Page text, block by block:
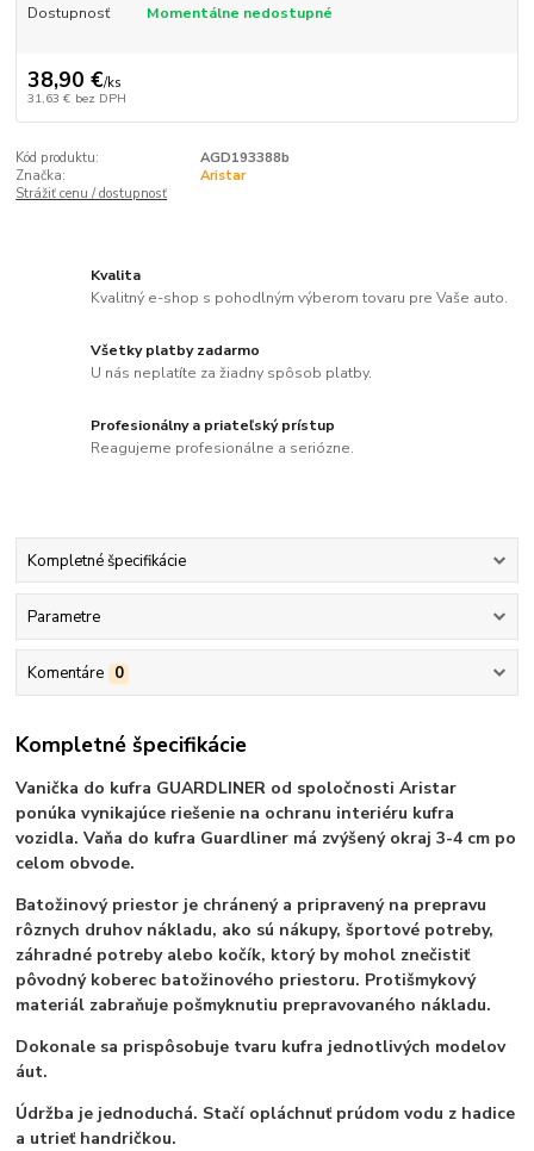
Dostupnosť Momentálne nedostupné
38,90 €/ks
31,63 € bez DPH
Kód produktu:
AGD193388b
Značka:
Aristar
Strážiť cenu / dostupnosť
Kvalita
Kvalitný e-shop s pohodlným výberom tovaru pre Vaše auto.
Všetky platby zadarmo
U nás neplatíte za žiadny spôsob platby.
Profesionálny a priateľský prístup
Reagujeme profesionálne a seriózne.
Kompletné špecifikácie
Parametre
Komentáre 0
Kompletné špecifikácie
Vanička do kufra GUARDLINER od spoločnosti Aristar
ponúka vynikajúce riešenie na ochranu interiéru kufra
vozidla. Vaňa do kufra Guardliner má zvýšený okraj 3-4 cm po
celom obvode.
Batožinový priestor je chránený a pripravený na prepravu
rôznych druhov nákladu, ako sú nákupy, športové potreby,
záhradné potreby alebo kočík, ktorý by mohol znečistiť
pôvodný koberec batožinového priestoru. Protišmykový
materiál zabraňuje pošmyknutiu prepravovaného nákladu.
Dokonale sa prispôsobuje tvaru kufra jednotlivých modelov
áut.
Údržba je jednoduchá. Stačí opláchnuť prúdom vodu z hadice
a utrieť handričkou.